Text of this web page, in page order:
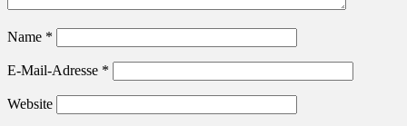
Name *
E-Mail-Adresse *
Website